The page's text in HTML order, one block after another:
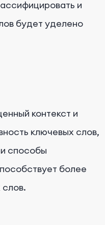
и
будет уделено
контекст и
ключевых слов,
способы
более